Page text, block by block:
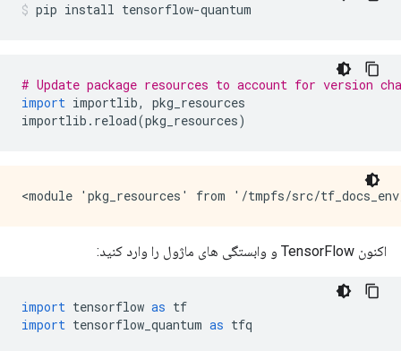
pip install tensorflow-quantum
# Update package resources to account for version
import importlib,
pkg_resources
importlib . reload(pkg_resources)
اکنون TensorFlow و وابستگی های ماژول را وارد کنید:
import tensorflow as tf
import tensorflow_quantum as tfq